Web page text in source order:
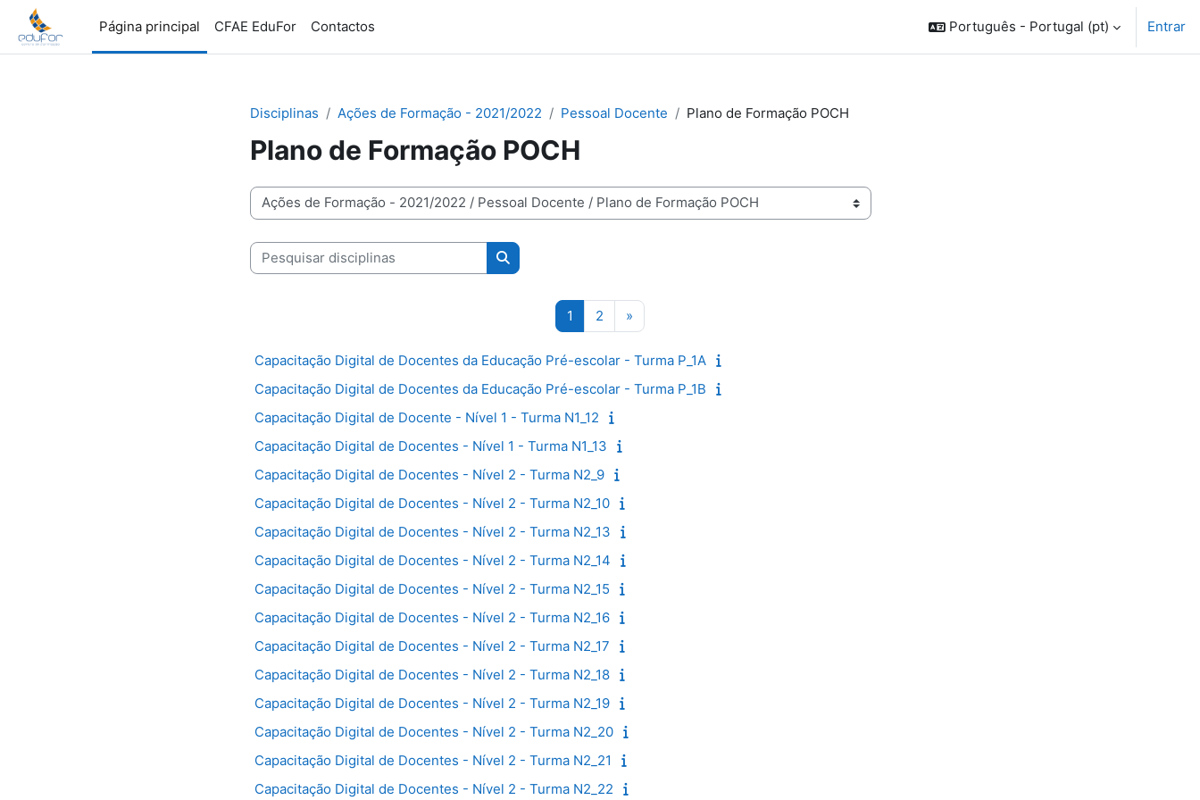
Ir para o conteúdo principal
Página principal
CFAE EduFor Contactos Português - Portugal ‎(pt)‎ Entrar
Disciplinas Ações de Formação - 2021/2022 Pessoal Docente Plano de Formação POCH
Plano de Formação POCH
Categorias de disciplinas
Pesquisar disciplinas
Pesquisar disciplinas
1 Página 1
2 Página 2
»
Capacitação Digital de Docentes da Educação Pré-escolar - Turma P_1A
Capacitação Digital de Docentes da Educação Pré-escolar - Turma P_1B
Capacitação Digital de Docente - Nível 1 - Turma N1_12
Capacitação Digital de Docentes - Nível 1 - Turma N1_13
Capacitação Digital de Docentes - Nível 2 - Turma N2_9
Capacitação Digital de Docentes - Nível 2 - Turma N2_10
Capacitação Digital de Docentes - Nível 2 - Turma N2_13
Capacitação Digital de Docentes - Nível 2 - Turma N2_14
Capacitação Digital de Docentes - Nível 2 - Turma N2_15
Capacitação Digital de Docentes - Nível 2 - Turma N2_16
Capacitação Digital de Docentes - Nível 2 - Turma N2_17
Capacitação Digital de Docentes - Nível 2 - Turma N2_18
Capacitação Digital de Docentes - Nível 2 - Turma N2_19
Capacitação Digital de Docentes - Nível 2 - Turma N2_20
Capacitação Digital de Docentes - Nível 2 - Turma N2_21
Capacitação Digital de Docentes - Nível 2 - Turma N2_22